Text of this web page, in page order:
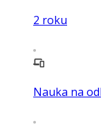
2 roku
Nauka na